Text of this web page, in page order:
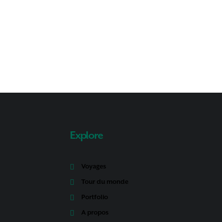
Explore
Voyages
Tour du monde
Portfolio
A propos